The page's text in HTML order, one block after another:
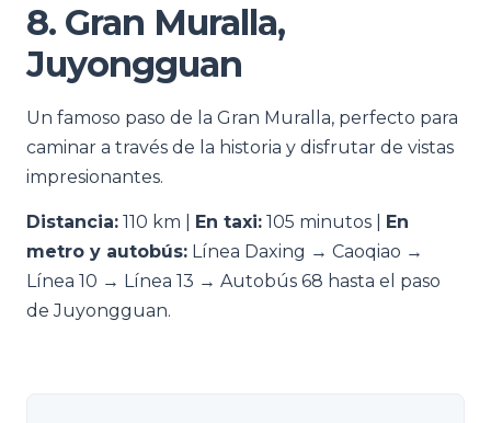
8. Gran Muralla,
Juyongguan
Un famoso paso de la Gran Muralla, perfecto para
caminar a través de la historia y disfrutar de vistas
impresionantes.
Distancia: 110 km | En taxi: 105 minutos | En
metro y autobús: Línea Daxing → Caoqiao →
Línea 10 → Línea 13 → Autobús 68 hasta el paso
de Juyongguan.